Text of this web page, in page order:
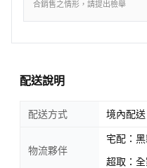
合銷售之情形，請提出檢舉
配送說明
配送方式 境內配送
物流夥伴
宅配：
超取：